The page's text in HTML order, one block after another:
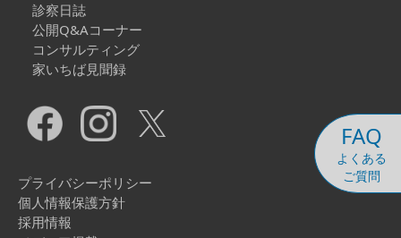
FAQ
よくある
ご質問
診察日誌
公開Q&Aコーナー
コンサルティング
家いちば見聞録
プライバシーポリシー
個人情報保護方針
採用情報